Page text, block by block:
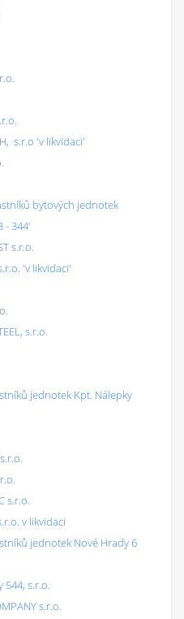
s.r.o 'v likvidaci'
bytových jednotek
- 344'
s.r.o.
'v likvidaci'
s.r.o.
jednotek Kpt. Nálepky
s.r.o.
v likvidaci
jednotek Nové Hrady 6
544, s.r.o.
s.r.o.